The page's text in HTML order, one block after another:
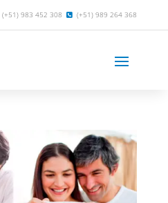
(+51) 983 452 308 (+51) 989 264 368